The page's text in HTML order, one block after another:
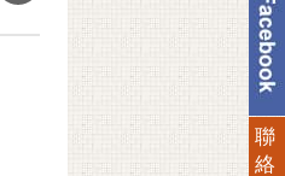
聯
絡